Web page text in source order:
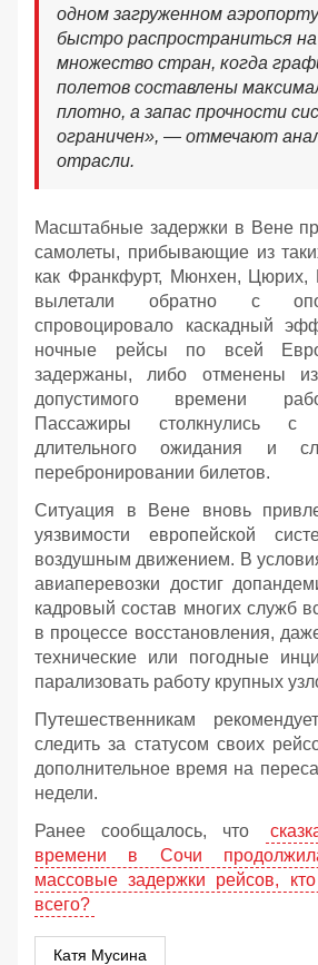
одном загруженном
быстро распространиться на
множество стран, когда
полетов составлены
плотно, а запас прочности
ограничен», — отмечают
отрасли.
Масштабные задержки в Вене
самолеты, прибывающие из
как Франкфурт, Мюнхен,
вылетали обратно с
спровоцировало каскадный
ночные рейсы по всей
задержаны, либо отменены
допустимого времени
Пассажиры столкнулись с
длительного ожидания и
перебронировании билетов.
Ситуация в Вене вновь
уязвимости европейской
воздушным движением. В
авиаперевозки достиг
кадровый состав многих служб
в процессе восстановления,
технические или погодные
парализовать работу крупных
Путешественникам
следить за статусом своих
дополнительное время на
недели.
Ранее сообщалось, что
времени в Сочи
массовые задержки рейсов,
всего?
Катя Мусина